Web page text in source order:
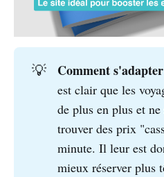
💡 Comment
est clair que les
de plus en plus et
trouver des prix
minute. Il leur est
mieux réserver plus